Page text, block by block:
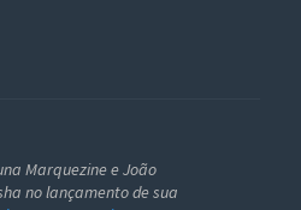
Marquezine e João
no lançamento de sua